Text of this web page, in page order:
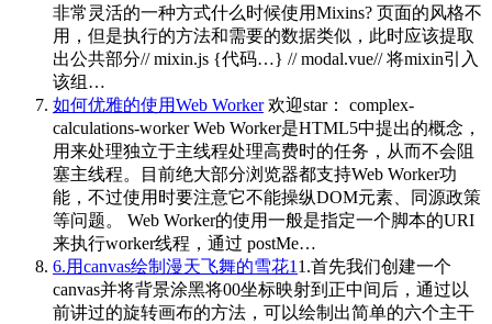
非常灵活的一种方式什么时候使用Mixins? 页面的风格不
用，但是执行的方法和需要的数据类似，此时应该提取
出公共部分// mixin.js {代码…} // modal.vue// 将mixin引入
该组…
如何优雅的使用Web Worker欢迎star： complex-
calculations-worker Web Worker是HTML5中提出的概念，
用来处理独立于主线程处理高费时的任务，从而不会阻
塞主线程。目前绝大部分浏览器都支持Web Worker功
能，不过使用时要注意它不能操纵DOM元素、同源政策
等问题。 Web Worker的使用一般是指定一个脚本的URI
来执行worker线程，通过 postMe…
6.用canvas绘制漫天飞舞的雪花1 1.首先我们创建一个
canvas并将背景涂黑将00坐标映射到正中间后，通过以
前讲过的旋转画布的方法，可以绘制出简单的六个主干